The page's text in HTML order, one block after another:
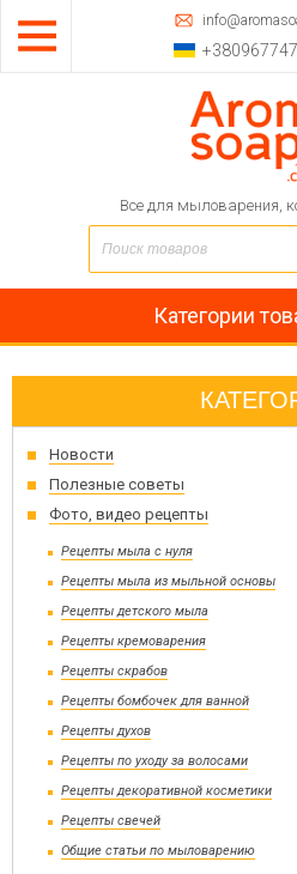
Все для мыловарения,
Категории
Новости
Полезные советы
Фото, видео рецепты
Рецепты мыла с нуля
Рецепты мыла из мыльной основы
Рецепты детского мыла
Рецепты кремоварения
Рецепты скрабов
Рецепты бомбочек для ванной
Рецепты духов
Рецепты по уходу за волосами
Рецепты декоративной косметики
Рецепты свечей
Общие статьи по мыловарению